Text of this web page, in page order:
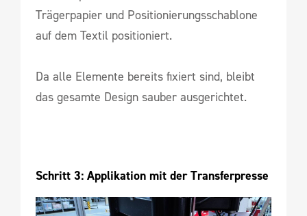
Trägerpapier und Positionierungsschablone
auf dem Textil positioniert.
Da alle Elemente bereits fixiert sind, bleibt
das gesamte Design sauber ausgerichtet.
Schritt 3: Applikation mit der Transferpresse